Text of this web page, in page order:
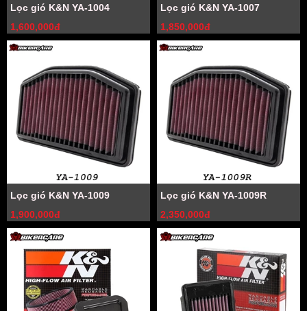
Lọc gió K&N YA-1004
1,600,000đ
Lọc gió K&N YA-1007
1,850,000đ
Lọc gió K&N YA-1009
1,900,000đ
Lọc gió K&N YA-1009R
2,350,000đ